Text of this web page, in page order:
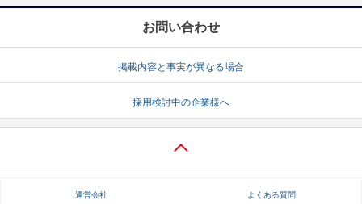
就活ノウハウ・サポート
就活ノウハウが満載！ お役立ち記事・相談室など
就活ニュースペーパー よくある質問
お問い合わせ
掲載内容と事実が異なる場合
採用検討中の企業様へ
運営会社 よくある質問